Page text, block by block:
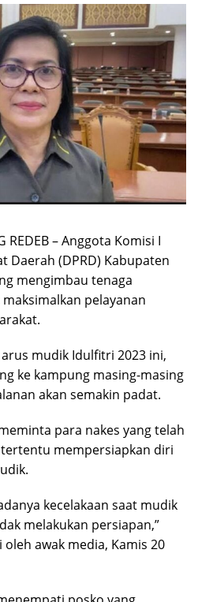
REDEB – Anggota Komisi I
Daerah (DPRD) Kabupaten
mengimbau tenaga
pelayanan
mudik Idulfitri 2023 ini,
ke kampung masing-masing
akan semakin padat.
para nakes yang telah
mempersiapkan diri
kecelakaan saat mudik
melakukan persiapan,”
awak media, Kamis 20